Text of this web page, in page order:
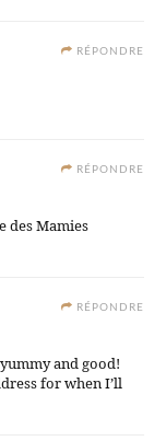
RÉPONDRE
RÉPONDRE
des Mamies
RÉPONDRE
and good!
for when I’ll